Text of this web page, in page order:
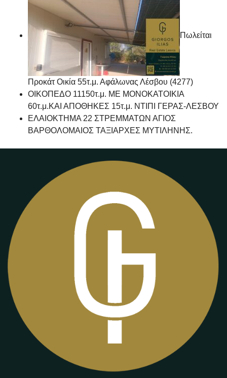
Πωλείται
Προκάτ Οικία 55τ.μ. Αφάλωνας Λέσβου (4277)
ΟΙΚΟΠΕΔΟ 11150τ.μ. ΜΕ ΜΟΝΟΚΑΤΟΙΚΙΑ
60τ.μ.ΚΑΙ ΑΠΟΘΗΚΕΣ 15τ.μ. ΝΤΙΠΙ ΓΕΡΑΣ-ΛΕΣΒΟΥ
ΕΛΑΙΟΚΤΗΜΑ 22 ΣΤΡΕΜΜΑΤΩΝ ΑΓΙΟΣ
ΒΑΡΘΟΛΟΜΑΙΟΣ ΤΑΞΙΑΡΧΕΣ ΜΥΤΙΛΗΝΗΣ.